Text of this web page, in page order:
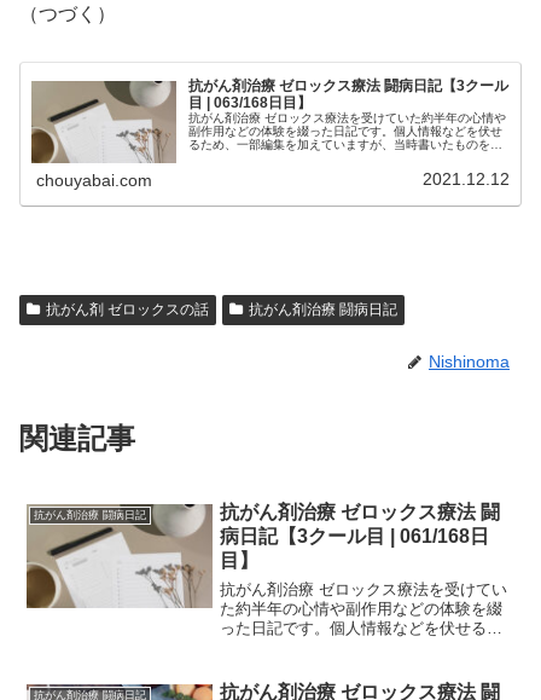
（つづく）
抗がん剤治療 ゼロックス療法 闘病日記【3クール
目 | 063/168日目】
抗がん剤治療 ゼロックス療法を受けていた約半年の心情や
副作用などの体験を綴った日記です。個人情報などを伏せ
るため、一部編集を加えていますが、当時書いたものを、
chouyabai.com 2021.12.12
抗がん剤 ゼロックスの話 抗がん剤治療 闘病日記
Nishinoma
関連記事
抗がん剤治療 闘病日記
抗がん剤治療 ゼロックス療法 闘
病日記【3クール目 | 061/168日
目】
抗がん剤治療 ゼロックス療法を受けてい
た約半年の心情や副作用などの体験を綴
った日記です。個人情報などを伏せるた
す。治療中の方は、どの時期でどのよう
抗がん剤治療 闘病日記 抗がん剤治療 ゼロックス療法 闘